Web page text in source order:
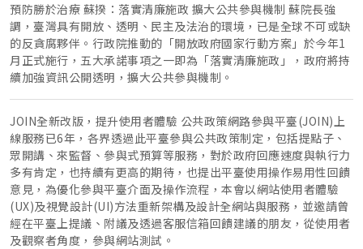
預防勝於治療 蘇揆：落實清廉施政 擴大公共參與機制 蘇院長強
調，臺灣具有開放、透明、民主及法治的環境，已是全球不可或缺
的反貪腐夥伴。行政院推動的「開放政府國家行動方案」於今年1
月正式施行，五大承諾事項之一即為「落實清廉施政」，政府將持
續加強資訊公開透明，擴大公共參與機制。
JOIN全新改版，提升使用者體驗 公共政策網路參與平臺(JOIN)上
線服務已6年，各界透過此平臺參與公共政策制定，包括提點子、
眾開講、來監督、參與式預算等服務，對於政府回應速度與執行力
多有肯定，也持續有更高的期待，也提出平臺使用操作易用性回饋
意見，為優化參與平臺介面及操作流程，本會以網站使用者體驗
(UX)及視覺設計(UI)方法重新架構及設計全網站與服務，並邀請曾
經在平臺上提議、附議及透過客服信箱回饋建議的朋友，從使用者
及觀察者角度，參與網站測試。